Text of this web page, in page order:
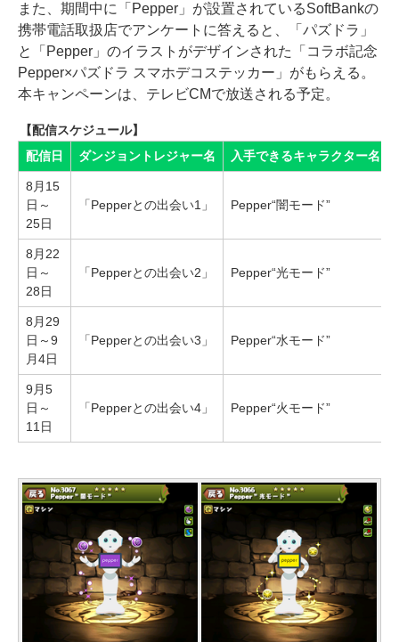
また、期間中に「Pepper」が設置されているSoftBankの
携帯電話取扱店でアンケートに答えると、「パズドラ」
と「Pepper」のイラストがデザインされた「コラボ記念
Pepper×パズドラ スマホデコステッカー」がもらえる。
本キャンペーンは、テレビCMで放送される予定。
【配信スケジュール】
配信日
ダンジョントレジャー名 入手できるキャラクター名
8月15
日～
25日
「Pepperとの出会い1」 Pepper“闇モード”
8月22
日～
28日
「Pepperとの出会い2」 Pepper“光モード”
8月29
日～9
月4日
「Pepperとの出会い3」 Pepper“水モード”
9月5
日～
11日
「Pepperとの出会い4」 Pepper“火モード”